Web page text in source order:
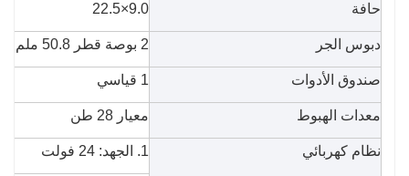
حافة 9.0×22.5
دبوس الجر 2 بوصة قطر 50.8 ملم تحميل 16 طن
صندوق الأدوات 1 قياسي
معدات الهبوط معيار 28 طن
نظام كهربائي 1. الجهد: 24 فولت